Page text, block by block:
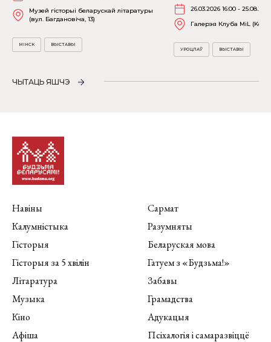
Музей гісторыі беларускай літаратуры
(вул. Багдановіча, 13)
МІНСК ВЫСТАВЫ
26.03.2026 16:00 -
Галерэя Клуба MiL
УРОЦЛАЎ ВЫСТАВЫ
ЧЫТАЦЬ ЯШЧЭ
Навіны
Калумністыка
Гісторыя
Гісторыя за 5 хвілін
Літаратура
Музыка
Кіно
Афіша
Сармат
Разумняты
Беларуская мова
Гатуем з «Будзьма!»
Забавы
Грамадства
Адукацыя
Псіхалогія і самаразвіццё